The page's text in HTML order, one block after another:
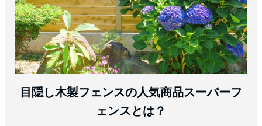
目隠し木製フェンスの人気商品スーパーフ
ェンスとは？